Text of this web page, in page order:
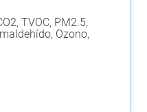
TVOC, PM2.5,
Ozono,